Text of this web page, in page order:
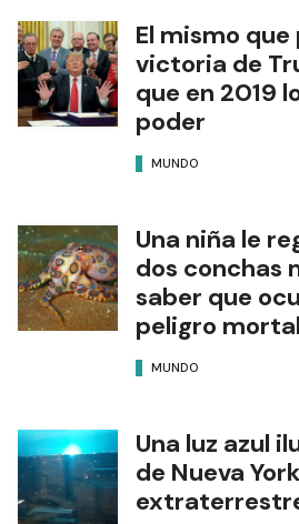
El mismo
victoria de
que en 2019
poder
MUNDO
Una niña le
dos conchas
saber que
peligro mortal
MUNDO
Una luz azul
de Nueva